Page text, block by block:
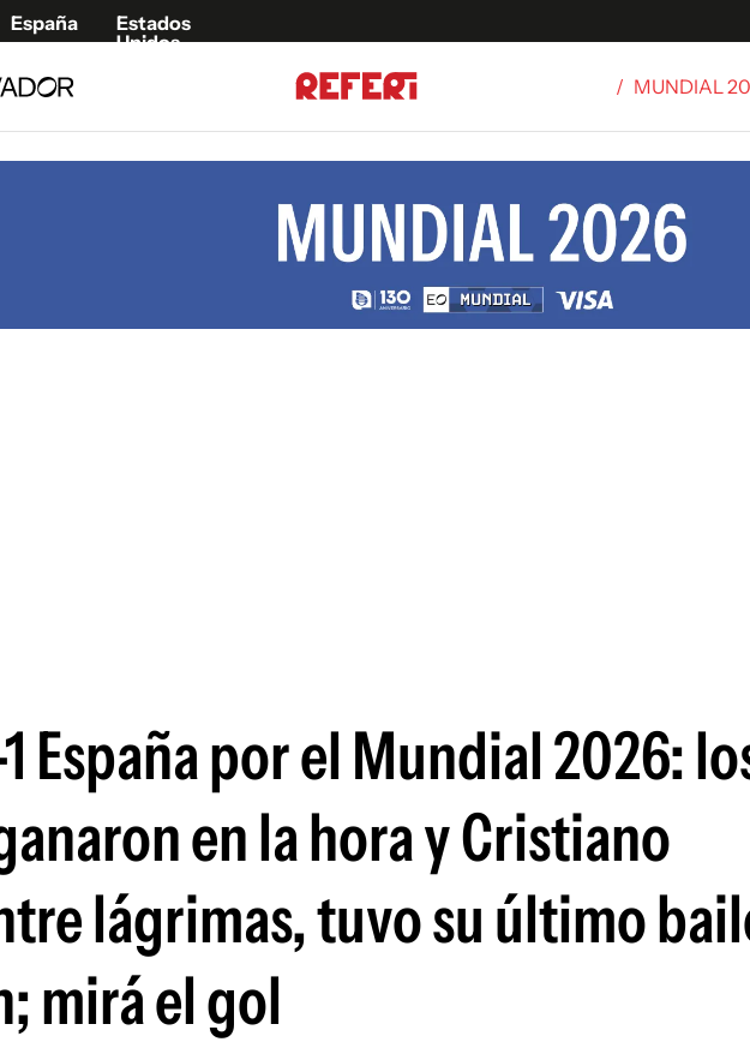
España
Estados
Unidos
Polideportivo
/ MUNDIAL
España por el Mundial 2026:
en la hora y Cristiano
lágrimas, tuvo su último
mirá el gol